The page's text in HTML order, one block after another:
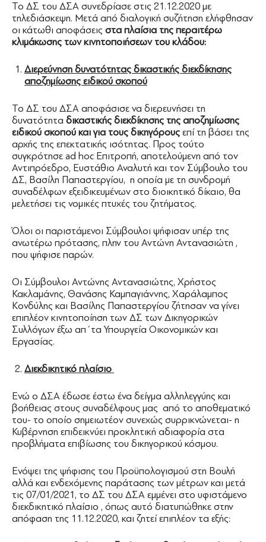
Το ΔΣ του ΔΣΑ συνεδρίασε στις 21.12.2020 με
τηλεδιάσκεψη. Μετά από διαλογική συζήτηση ελήφθησαν
οι κάτωθι αποφάσεις στα πλαίσια της περαιτέρω
κλιμάκωσης των κινητοποιήσεων του κλάδου:
Διερεύνηση δυνατότητας δικαστικής διεκδίκησης
αποζημίωσης ειδικού σκοπού
To ΔΣ του ΔΣΑ αποφάσισε να διερευνήσει τη
δυνατότητα δικαστικής διεκδίκησης της αποζημίωσης
ειδικού σκοπού και για τους δικηγόρους επί τη βάσει της
αρχής της επεκτατικής ισότητας. Προς τούτο
συγκρότησε ad hoc Επιτροπή, αποτελούμενη από τον
Αντιπρόεδρο, Ευστάθιο Αναλυτή και τον Σύμβουλο του
ΔΣ, Βασίλη Παπαστεργίου, η οποία με τη συνδρομή
συναδέλφων εξειδικευμένων στο διοικητικό δίκαιο, θα
μελετήσει τις νομικές πτυχές του ζητήματος.
Όλοι οι παριστάμενοι Σύμβουλοι ψήφισαν υπέρ της
ανωτέρω πρότασης, πλην του Αντώνη Αντανασιώτη ,
που ψήφισε παρών.
Οι Σύμβουλοι Αντώνης Αντανασιώτης, Χρήστος
Κακλαμάνης, Θανάσης Καμπαγιάννης, Χαράλαμπος
Κονδύλης και Βασίλης Παπαστεργίου ζήτησαν να γίνει
επιπλέον κινητοποίηση των ΔΣ των Δικηγορικών
Συλλόγων έξω απ΄τα Υπουργεία Οικονομικών και
Εργασίας.
Διεκδικητικό πλαίσιο
Ενώ ο ΔΣΑ έδωσε έστω ένα δείγμα αλληλεγγύης και
βοήθειας στους συναδέλφους μας από το αποθεματικό
του- το οποίο σημειωτέον συνεχώς συρρικνώνεται- η
Κυβέρνηση επιδεικνύει προκλητική αδιαφορία στα
προβλήματα επιβίωσης του δικηγορικού κόσμου.
Ενόψει της ψήφισης του Προϋπολογισμού στη Βουλή
αλλά και ενδεχόμενης παράτασης των μέτρων και μετά
τις 07/01/2021, το ΔΣ του ΔΣΑ εμμένει στο υφιστάμενο
διεκδικητικό πλαίσιο , όπως αυτό διατυπώθηκε στην
απόφαση της 11.12.2020, και ζητεί επιπλέον τα εξής: